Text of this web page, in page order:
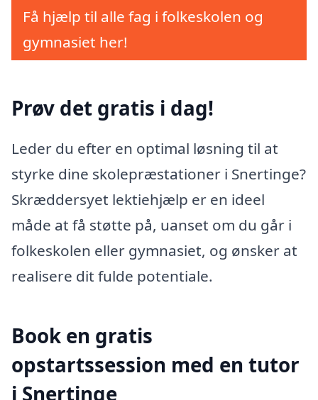
Få hjælp til alle fag i folkeskolen og
gymnasiet her!
Prøv det gratis i dag!
Leder du efter en optimal løsning til at
styrke dine skolepræstationer i Snertinge?
Skræddersyet lektiehjælp er en ideel
måde at få støtte på, uanset om du går i
folkeskolen eller gymnasiet, og ønsker at
realisere dit fulde potentiale.
Book en gratis
opstartssession med en tutor
i Snertinge